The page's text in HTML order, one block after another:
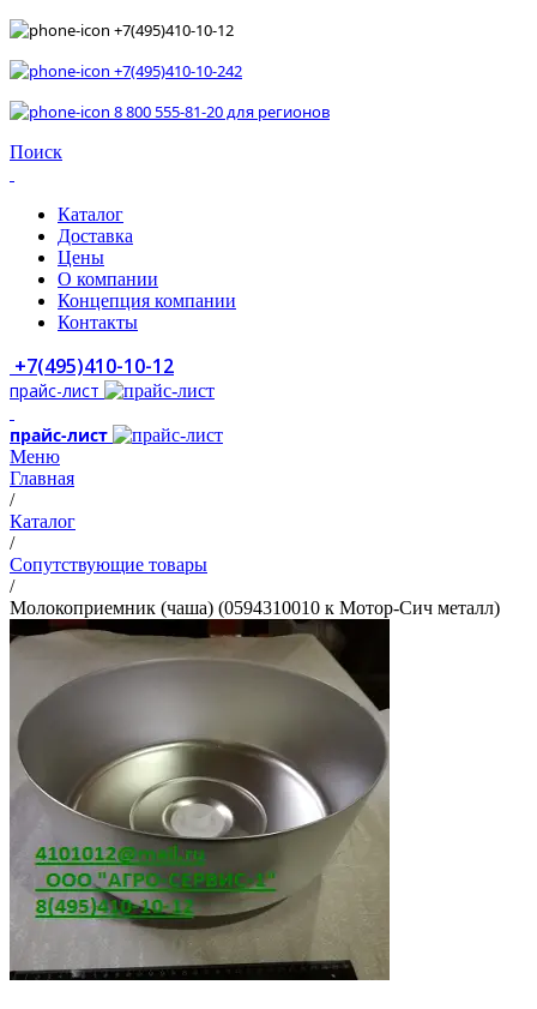
+7(495)410-10-12
+7(495)410-10-242
8 800 555-81-20 для регионов
Поиск
Каталог
Доставка
Цены
О компании
Концепция компании
Контакты
+7(495)410-10-12
прайс-лист
прайс-лист
Меню
Главная
/
Каталог
/
Сопутствующие товары
/
Молокоприемник (чаша) (0594310010 к Мотор-Сич металл)